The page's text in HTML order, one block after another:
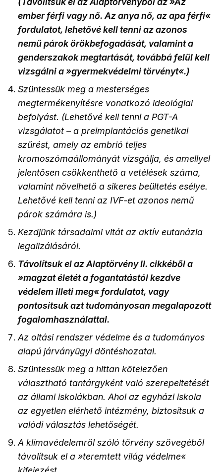
ember férfi vagy nő. Az anya nő, az apa férfi«
fordulatot, lehetővé kell tenni az azonos
nemű párok örökbefogadását, valamint a
genderszakok megtartását, továbbá felül kell
vizsgálni a »gyermekvédelmi törvényt«.)
Szüntessük meg a mesterséges
megtermékenyítésre vonatkozó ideológiai
befolyást. (Lehetővé kell tenni a PGT-A
vizsgálatot – a preimplantációs genetikai
szűrést, amely az embrió teljes
kromoszómaállományát vizsgálja, és amellyel
jelentősen csökkenthető a vetélések száma,
valamint növelhető a sikeres beültetés esélye.
Lehetővé kell tenni az IVF-et azonos nemű
párok számára is.)
Kezdjünk társadalmi vitát az aktív eutanázia
legalizálásáról.
Távolítsuk el az Alaptörvény II. cikkéből a
»magzat életét a fogantatástól kezdve
védelem illeti meg« fordulatot, vagy
pontosítsuk azt tudományosan megalapozott
fogalomhasználattal.
Az oltási rendszer védelme és a tudományos
alapú járványügyi döntéshozatal.
Szüntessük meg a hittan kötelezően
választható tantárgyként való szerepeltetését
az állami iskolákban. Ahol az egyházi iskola
az egyetlen elérhető intézmény, biztosítsuk a
valódi választás lehetőségét.
A klímavédelemről szóló törvény szövegéből
távolítsuk el a »teremtett világ védelme«